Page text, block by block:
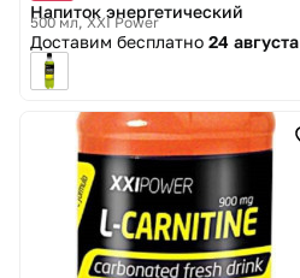
Напиток энергетический
500 мл XXI Power
Доставим бесплатно 24 августа